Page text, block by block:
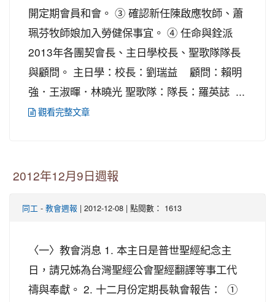
開定期會員和會。 ③ 確認新任陳啟應牧師、蕭
珮芬牧師娘加入勞健保事宜。 ④ 任命與銓派
2013年各團契會長、主日學校長、聖歌隊隊長
與顧問。 主日學：校長：劉瑞益 顧問：賴明
強．王淑暉．林曉光 聖歌隊：隊長：羅英誌 ...
觀看完整文章
2012年12月9日週報
同工 - 教會週報 | 2012-12-08 | 點閱數： 1613
〈一〉教會消息 1. 本主日是普世聖經紀念主
日，請兄姊為台灣聖經公會聖經翻譯等事工代
禱與奉獻。 2. 十二月份定期長執會報告： ①